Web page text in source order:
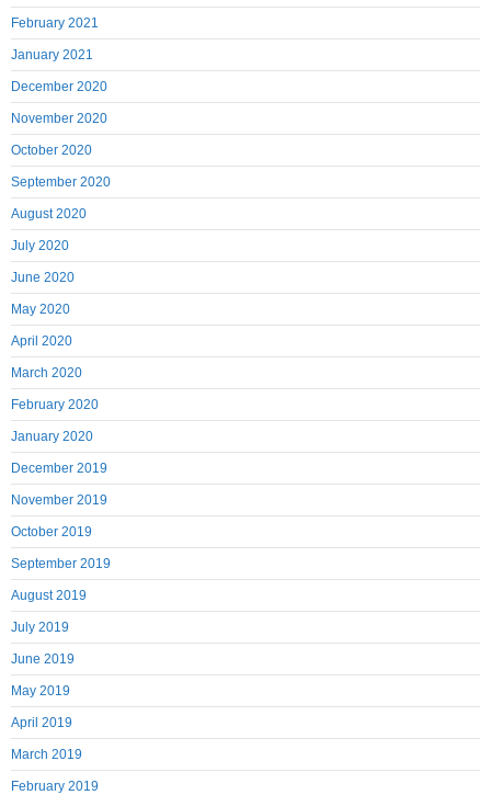
February 2021
January 2021
December 2020
November 2020
October 2020
September 2020
August 2020
July 2020
June 2020
May 2020
April 2020
March 2020
February 2020
January 2020
December 2019
November 2019
October 2019
September 2019
August 2019
July 2019
June 2019
May 2019
April 2019
March 2019
February 2019